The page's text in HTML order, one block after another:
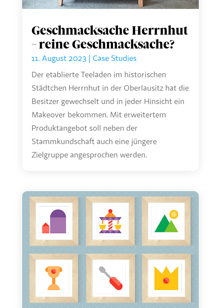
Geschmacksache Herrnhut
– reine Geschmacksache?
11. August 2023| Case Studies
Der etablierte Teeladen im historischen
Städtchen Herrnhut in der Oberlausitz hat die
Besitzer gewechselt und in jeder Hinsicht ein
Makeover bekommen. Mit erweitertem
Produktangebot soll neben der
Stammkundschaft auch eine jüngere
Zielgruppe angesprochen werden.